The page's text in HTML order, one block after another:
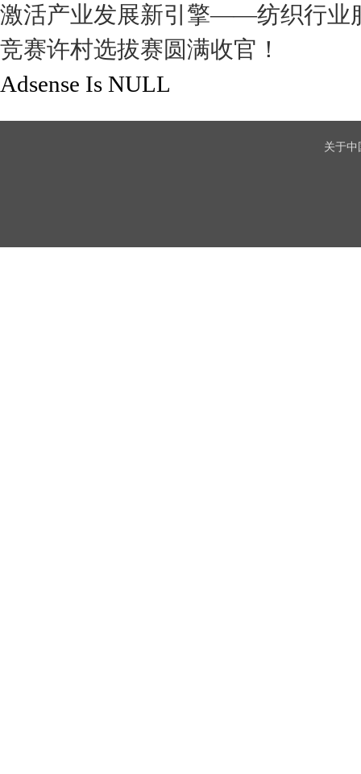
激活产业发展新引擎——纺织行业
竞赛许村选拔赛圆满收官！
Adsense Is NULL
关于中